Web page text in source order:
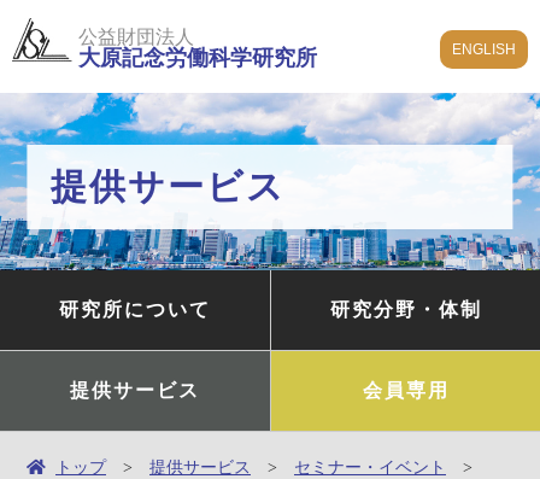
公益財団法人
大原記念労働科学研究所 ENGLISH
提供サービス
研究所について 研究分野・体制
提供サービス 会員専用
トップ 提供サービス
セミナー・イベント